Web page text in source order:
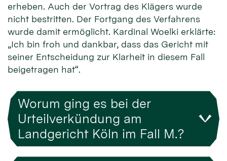
erheben. Auch der Vortrag des Klägers wurde
nicht bestritten. Der Fortgang des Verfahrens
wurde damit ermöglicht. Kardinal Woelki erklärte:
„Ich bin froh und dankbar, dass das Gericht mit
seiner Entscheidung zur Klarheit in diesem Fall
beigetragen hat“.
Worum ging es bei der
Urteilverkündung am
Landgericht Köln im Fall M.?